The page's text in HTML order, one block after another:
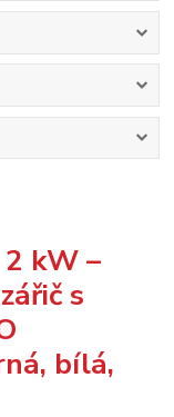
kW –
s
bílá,